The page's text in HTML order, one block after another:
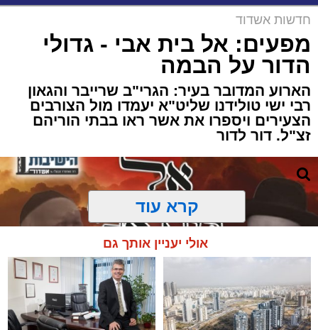
חדשות אשדוד
מפעים: אל בית אבי - גדולי
הדור על הבמה
הארוע המדובר בעיר: הגרי"ב שרייבר והגאון
רבי ישי טולידנו שליט"א יעמדו מול הצורבים
הצעירים ויספרו את אשר ראו בבתי הוריהם
זצ"ל. דור לדור
קרא עוד
אולי יעניין אותך גם